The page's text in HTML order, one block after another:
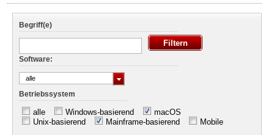
Begriff(e)
Software:
alle
Betriebssystem
alle Windows-basierend
macOS
Unix-basierend
Mainframe-basierend Mobile